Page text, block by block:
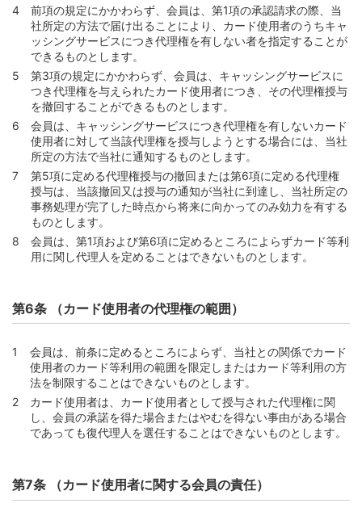
第43条 （加盟店）
第44条 （ショッピングの利用方法）
第45条 （通信販売等加盟店の場合のショッピング利用方
法）
第46条 （通信販売等加盟店とカード情報の登録）
第47条 （継続課金取引の場合におけるショッピングの利
用方法の特則）
第48条 （継続課金取引の終了等）
第49条 （ショッピング利用時の本人確認等）
第50条 （ショッピング利用に係る禁止行為等）
第51条 （会員の責によらないショッピングの利用の制
限）
第53条 （海外アクワイアラー加盟店でのショッピング利
第54条 （支払方式と内容）
第55条 （加盟店との紛議）
第3章 キャッシングサービス
第1節 キャッシングサービスの利用
第58条 （当社所定のATM等）
前項の規定にかかわらず、会員は、第1項の承認請求の際、当
社所定の方法で届け出ることにより、カード使用者のうちキャ
ッシングサービスにつき代理権を有しない者を指定することが
できるものとします。
第3項の規定にかかわらず、会員は、キャッシングサービスに
つき代理権を与えられたカード使用者につき、その代理権授与
を撤回することができるものとします。
会員は、キャッシングサービスにつき代理権を有しないカード
使用者に対して当該代理権を授与しようとする場合には、当社
所定の方法で当社に通知するものとします。
第5項に定める代理権授与の撤回または第6項に定める代理権
授与は、当該撤回又は授与の通知が当社に到達し、当社所定の
事務処理が完了した時点から将来に向かってのみ効力を有する
ものとします。
会員は、第1項および第6項に定めるところによらずカード等利
用に関し代理人を定めることはできないものとします。
第6条 （カード使用者の代理権の範囲）
会員は、前条に定めるところによらず、当社との関係でカード
使用者のカード等利用の範囲を限定しまたはカード等利用の方
法を制限することはできないものとします。
カード使用者は、カード使用者として授与された代理権に関
し、会員の承諾を得た場合またはやむを得ない事由がある場合
であっても復代理人を選任することはできないものとします。
第7条 （カード使用者に関する会員の責任）